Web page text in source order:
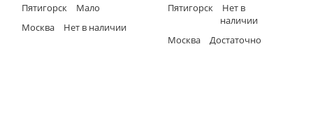
Пятигорск
Мало
Москва
Нет в наличии
Пятигорск
Нет в
наличии
Москва
Достаточно